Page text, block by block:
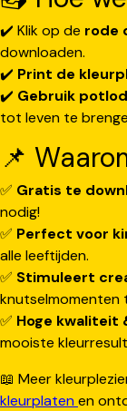
✔️ Klik op de rode
downloaden.
✔️ Print de
✔️ Gebruik
tot leven te
📌
✅ Gratis te
nodig!
✅ Perfect voor
alle leeftijden.
✅ Stimuleert
knutselmomenten
✅ Hoge kwaliteit
mooiste
📖 Meer
kleurplatenen